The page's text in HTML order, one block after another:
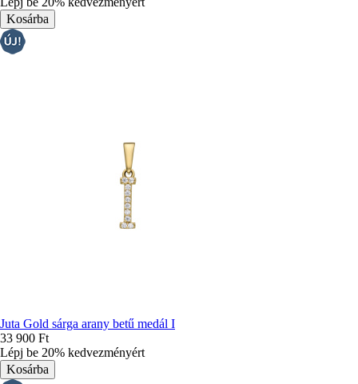
Juta Gold sárga arany betű medál I
33 900 Ft
Lépj be 20% kedvezményért